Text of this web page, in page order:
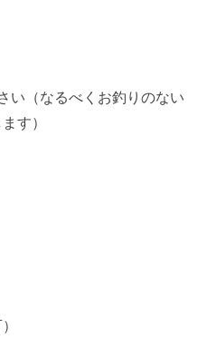
い（なるべくお釣りのない
す）